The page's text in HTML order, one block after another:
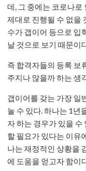
데, 그 중에는 코로나
제대로 진행될 수 없을
수가 갭이어 등으로 입
날 것으로 보기 때문이
즉 합격자들의 등록 보
주지나 않을까 하는 생
갭이어를 갖는 가장 일
눌 수 있다. 하나는 1년
자 하는 경우가 있을
할 필요가 있다는 이유
나는 재정적인 상황을
에 도움을 얻고자 함이